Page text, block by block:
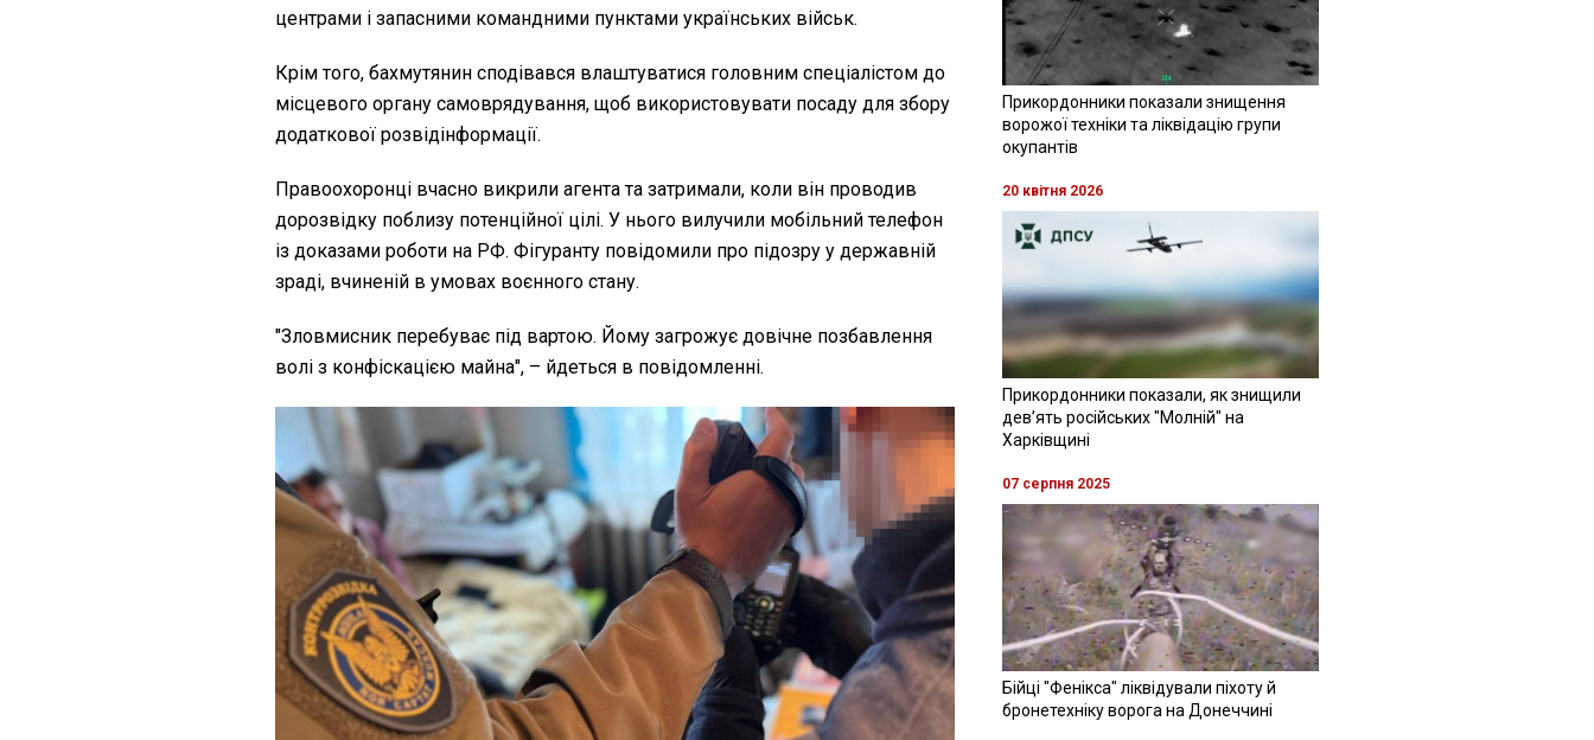
центрами і запасними командними пунктами українських військ.
Крім того, бахмутянин сподівався влаштуватися головним спеціалістом до
місцевого органу самоврядування, щоб використовувати посаду для збору
додаткової розвідінформації.
Правоохоронці вчасно викрили агента та затримали, коли він проводив
дорозвідку поблизу потенційної цілі. У нього вилучили мобільний телефон
із доказами роботи на РФ. Фігуранту повідомили про підозру у державній
зраді, вчиненій в умовах воєнного стану.
"Зловмисник перебуває під вартою. Йому загрожує довічне позбавлення
волі з конфіскацією майна", – йдеться в повідомленні.
Прикордонники показали знищення
ворожої техніки та ліквідацію групи
окупантів
20 квітня 2026
Прикордонники показали, як знищили
девʼять російських "Молній" на
Харківщині
07 серпня 2025
Бійці "Фенікса" ліквідували піхоту й
бронетехніку ворога на Донеччині